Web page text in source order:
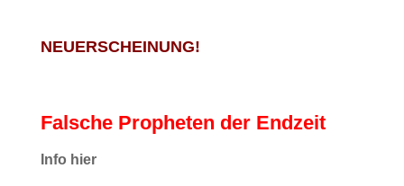
NEUERSCHEINUNG!
Falsche Propheten der Endzeit
nfo hier